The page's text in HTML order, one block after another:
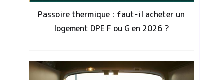
Passoire thermique : faut-il acheter un
logement DPE F ou G en 2026 ?